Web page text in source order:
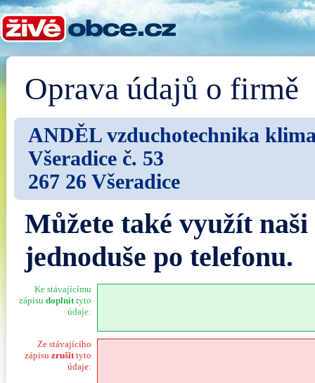
Oprava údajů o firmě
ANDĚL vzduchotechnika
Všeradice č. 53
267 26 Všeradice
Můžete také využít
jednoduše po telefonu.
Ke stávajícímu
zápisu doplnittyto
údaje:
Ze stávajícího
zápisu zrušittyto
údaje: